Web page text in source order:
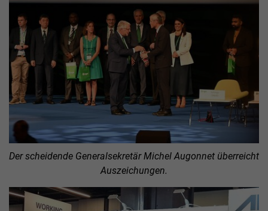
Der scheidende Generalsekretär Michel Augonnet überreicht
Auszeichungen.